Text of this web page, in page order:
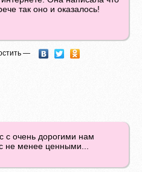
так оно и оказалось!
—
с очень дорогими нам
не менее ценными...